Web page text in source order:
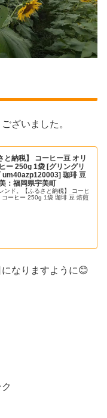
ざいました。
と納税】 コーヒー豆 オリ
ー 250g 1袋 [グリングリ
um40azp120003] 珈琲 豆
：福岡県宇美町
ンド。【ふるさと納税】 コーヒ
コーヒー 250g 1袋 珈琲 豆 焙煎
なりますように😊